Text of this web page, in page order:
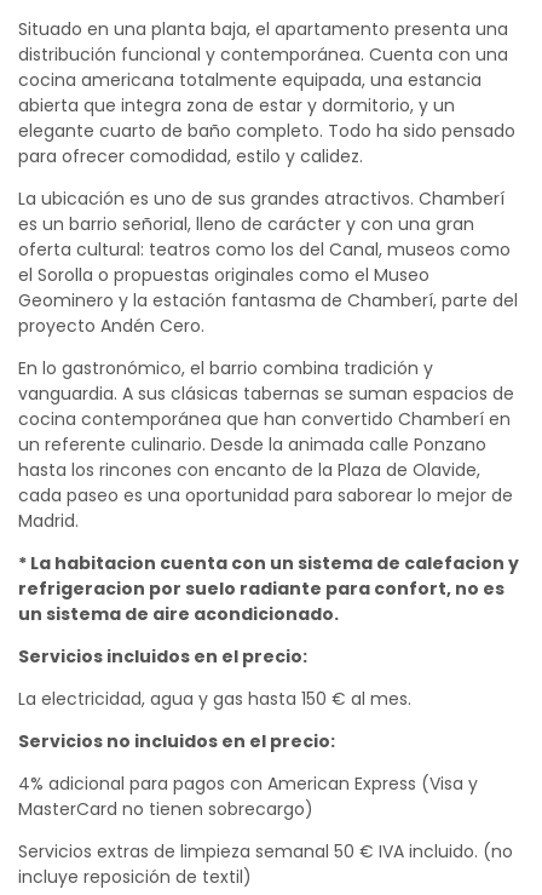
Situado en una planta baja, el apartamento presenta una
distribución funcional y contemporánea. Cuenta con una
cocina americana totalmente equipada, una estancia
abierta que integra zona de estar y dormitorio, y un
elegante cuarto de baño completo. Todo ha sido pensado
para ofrecer comodidad, estilo y calidez.
La ubicación es uno de sus grandes atractivos. Chamberí
es un barrio señorial, lleno de carácter y con una gran
oferta cultural: teatros como los del Canal, museos como
el Sorolla o propuestas originales como el Museo
Geominero y la estación fantasma de Chamberí, parte del
proyecto Andén Cero.
En lo gastronómico, el barrio combina tradición y
vanguardia. A sus clásicas tabernas se suman espacios de
cocina contemporánea que han convertido Chamberí en
un referente culinario. Desde la animada calle Ponzano
hasta los rincones con encanto de la Plaza de Olavide,
cada paseo es una oportunidad para saborear lo mejor de
Madrid.
* La habitacion cuenta con un sistema de calefacion y
refrigeracion por suelo radiante para confort, no es
un sistema de aire acondicionado.
Servicios incluidos en el precio:
La electricidad, agua y gas hasta 150 € al mes.
Servicios no incluidos en el precio:
4% adicional para pagos con American Express (Visa y
MasterCard no tienen sobrecargo)
Servicios extras de limpieza semanal 50 € IVA incluido. (no
incluye reposición de textil)